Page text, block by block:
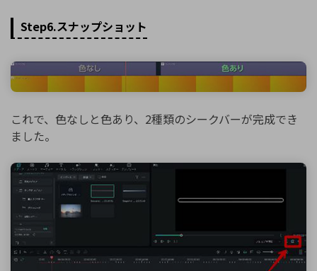
Step6.スナップショット
これで、色なしと色あり、2種類のシークバーが完成でき
ました。